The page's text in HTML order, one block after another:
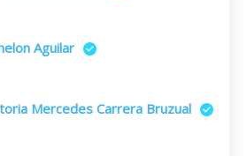
Aguilar
Mercedes Carrera Bruzual